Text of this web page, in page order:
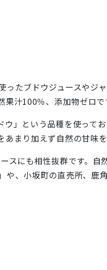
たブドウジュースやジ
汁100％、添加物ゼロで
」という品種を使って
まり加えず自然の甘味を
スにも相性抜群です。
、小坂町の直売所、鹿